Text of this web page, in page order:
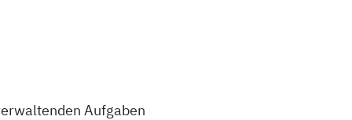
Aufgaben